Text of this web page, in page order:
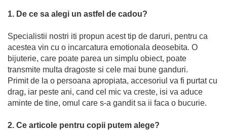
1. De ce sa alegi un astfel de cadou?
Specialistii nostri iti propun acest tip de daruri, pentru ca
acestea vin cu o incarcatura emotionala deosebita. O
bijuterie, care poate parea un simplu obiect, poate
transmite multa dragoste si cele mai bune ganduri.
Primit de la o persoana apropiata, accesoriul va fi purtat cu
drag, iar peste ani, cand cel mic va creste, isi va aduce
aminte de tine, omul care s-a gandit sa ii faca o bucurie.
2. Ce articole pentru copii putem alege?